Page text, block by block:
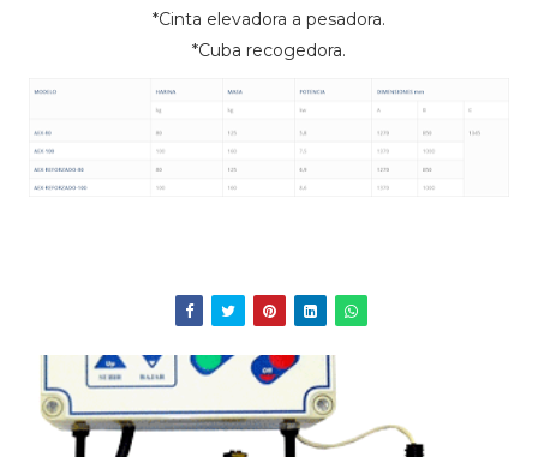
*Cinta elevadora a pesadora.
*Cuba recogedora.